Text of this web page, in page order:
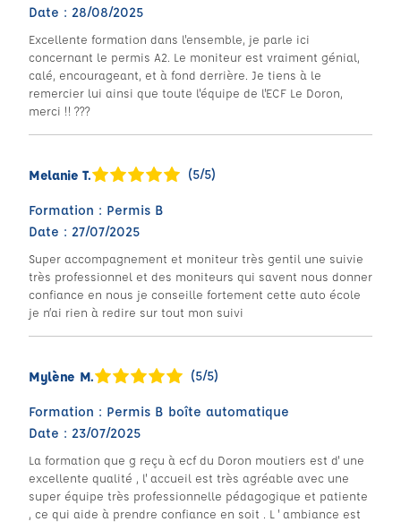
Date : 28/08/2025
Excellente formation dans l'ensemble, je parle ici
concernant le permis A2. Le moniteur est vraiment génial,
calé, encourageant, et à fond derrière. Je tiens à le
remercier lui ainsi que toute l'équipe de l'ECF Le Doron,
merci !! ???
Melanie T. (5/5)
Formation : Permis B
Date : 27/07/2025
Super accompagnement et moniteur très gentil une suivie
très professionnel et des moniteurs qui savent nous donner
confiance en nous je conseille fortement cette auto école
je n’ai rien à redire sur tout mon suivi
Mylène M. (5/5)
Formation : Permis B boîte automatique
Date : 23/07/2025
La formation que g reçu à ecf du Doron moutiers est d' une
excellente qualité , l' accueil est très agréable avec une
super équipe très professionnelle pédagogique et patiente
, ce qui aide à prendre confiance en soit . L ' ambiance est